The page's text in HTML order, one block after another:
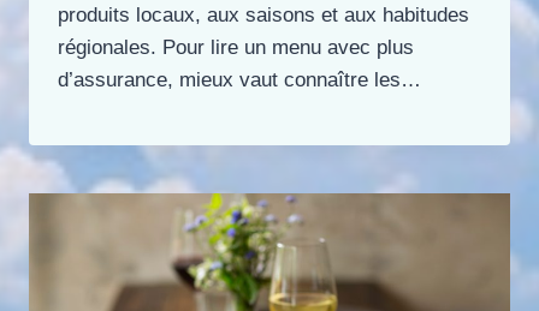
produits locaux, aux saisons et aux habitudes
régionales. Pour lire un menu avec plus
d’assurance, mieux vaut connaître les…